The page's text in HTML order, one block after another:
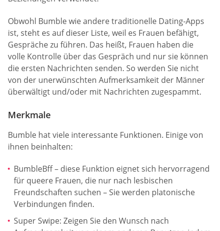
Obwohl Bumble wie andere traditionelle Dating-Apps
ist, steht es auf dieser Liste, weil es Frauen befähigt,
Gespräche zu führen. Das heißt, Frauen haben die
volle Kontrolle über das Gespräch und nur sie können
die ersten Nachrichten senden. So werden Sie nicht
von der unerwünschten Aufmerksamkeit der Männer
überwältigt und/oder mit Nachrichten zugespammt.
Merkmale
Bumble hat viele interessante Funktionen. Einige von
ihnen beinhalten:
BumbleBff – diese Funktion eignet sich hervorragend
für queere Frauen, die nur nach lesbischen
Freundschaften suchen – Sie werden platonische
Verbindungen finden.
Super Swipe: Zeigen Sie den Wunsch nach